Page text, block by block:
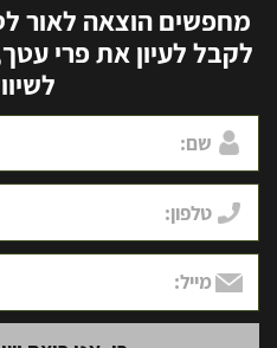
מחפשים הוצאה לאור
לקבל לעיון את פרי